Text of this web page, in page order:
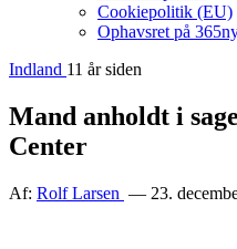
Cookiepolitik (EU)
Ophavsret på
Indland 11 år siden
Mand anholdt i
Center
Af: Rolf Larsen — 23.